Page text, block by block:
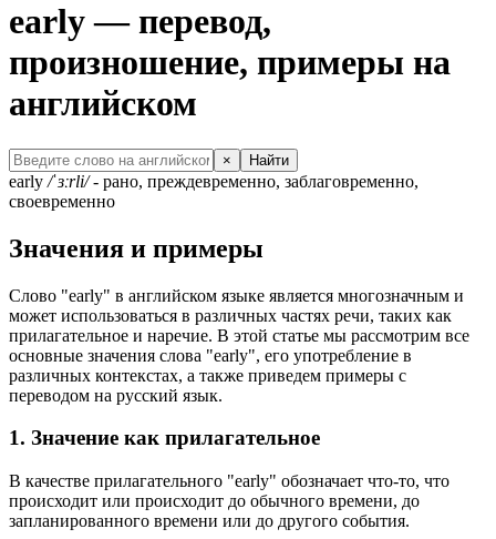
early — перевод,
произношение, примеры на
английском
× Найти
early /ˈɜːrli/- рано, преждевременно, заблаговременно,
своевременно
Значения и примеры
Слово "early" в английском языке является многозначным и
может использоваться в различных частях речи, таких как
прилагательное и наречие. В этой статье мы рассмотрим все
основные значения слова "early", его употребление в
различных контекстах, а также приведем примеры с
переводом на русский язык.
1. Значение как прилагательное
В качестве прилагательного "early" обозначает что-то, что
происходит или происходит до обычного времени, до
запланированного времени или до другого события.